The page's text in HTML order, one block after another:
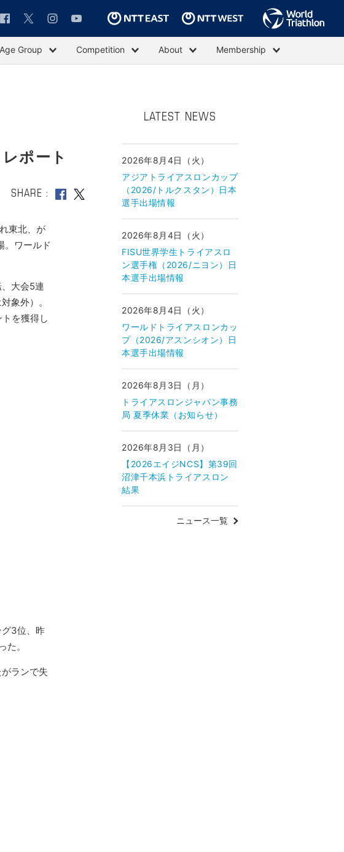
Age Group Competition About Membership
ポート
SHARE
東北、が
。ワールド
大会5連
象外）。
を獲得し
グ3位、昨
。
ランで失
LATEST NEWS
2026年8月4日（火）
アジアトライアスロンカップ
（2026/トルクスタン）日本
選手出場情報
2026年8月4日（火）
FISU世界学生トライアスロ
ン選手権（2026/ニヨン）日
本選手出場情報
2026年8月4日（火）
ワールドトライアスロンカッ
プ（2026/アスンシオン）日
本選手出場情報
2026年8月3日（月）
トライアスロンジャパン事務
局 夏季休業（お知らせ）
2026年8月3日（月）
【2026エイジNCS】第39回
沼津千本浜トライアスロン
結果
ニュース一覧